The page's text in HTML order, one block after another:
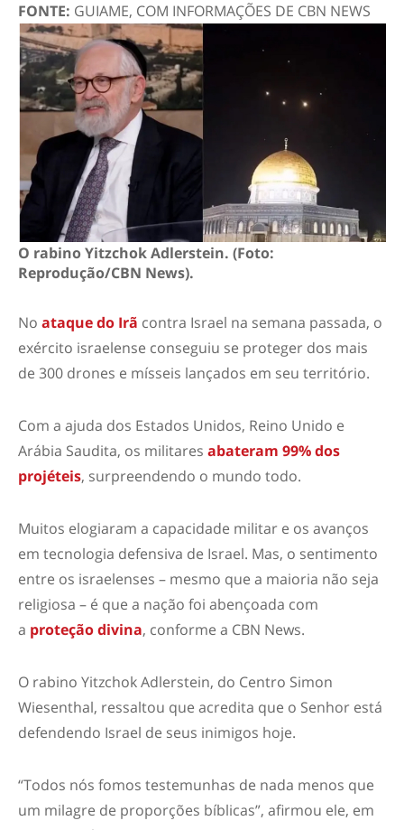
FONTE: GUIAME, COM INFORMAÇÕES DE CBN NEWS
O rabino Yitzchok Adlerstein. (Foto:
Reprodução/CBN News).
No ataque do Irã contra Israel na semana passada, o
exército israelense conseguiu se proteger dos mais
de 300 drones e mísseis lançados em seu território.
Com a ajuda dos Estados Unidos, Reino Unido e
Arábia Saudita, os militares abateram 99% dos
projéteis, surpreendendo o mundo todo.
Muitos elogiaram a capacidade militar e os avanços
em tecnologia defensiva de Israel. Mas, o sentimento
entre os israelenses – mesmo que a maioria não seja
religiosa – é que a nação foi abençoada com
a proteção divina, conforme a CBN News.
O rabino Yitzchok Adlerstein, do Centro Simon
Wiesenthal, ressaltou que acredita que o Senhor está
defendendo Israel de seus inimigos hoje.
“Todos nós fomos testemunhas de nada menos que
um milagre de proporções bíblicas”, afirmou ele, em